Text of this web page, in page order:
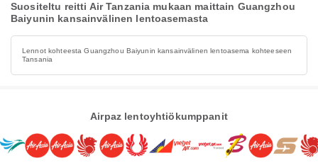
Suositeltu reitti Air Tanzania mukaan maittain Guangzhou
Baiyunin kansainvälinen lentoasemasta
Lennot kohteesta Guangzhou Baiyunin kansainvälinen lentoasema kohteeseen
Tansania
Airpaz lentoyhtiökumppanit